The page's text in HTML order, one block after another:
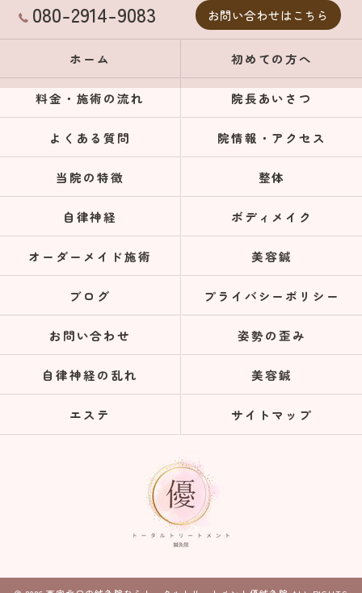
080-2914-9083 お問い合わせはこちら
ホーム 初めての方へ
料金・施術の流れ 院長あいさつ
よくある質問 院情報・アクセス
当院の特徴 整体
自律神経 ボディメイク
オーダーメイド施術 美容鍼
ブログ プライバシーポリシー
お問い合わせ 姿勢の歪み
自律神経の乱れ 美容鍼
エステ サイトマップ